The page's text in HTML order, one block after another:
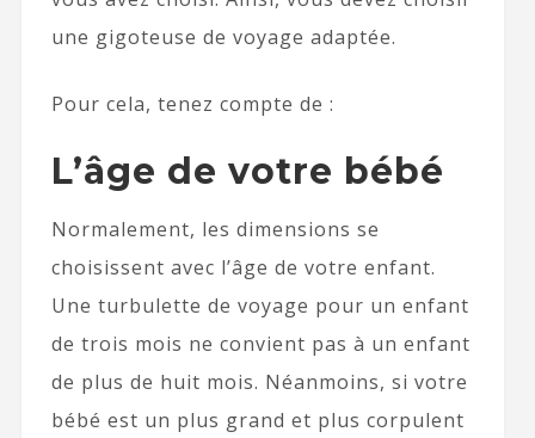
une gigoteuse de voyage adaptée.
Pour cela, tenez compte de :
L’âge de votre bébé
Normalement, les dimensions se
choisissent avec l’âge de votre enfant.
Une turbulette de voyage pour un enfant
de trois mois ne convient pas à un enfant
de plus de huit mois. Néanmoins, si votre
bébé est un plus grand et plus corpulent